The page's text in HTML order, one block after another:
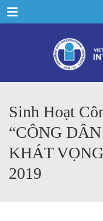
Menu
Sinh Hoạt
“CÔNG
KHÁT
2019